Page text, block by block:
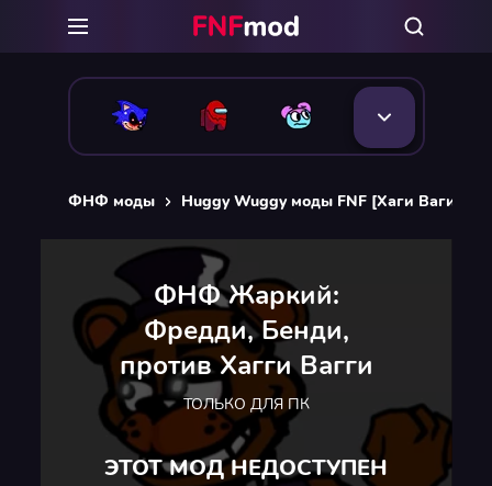
ФНФ моды Huggy Wuggy моды FNF [Хаги Ваги vs
ФНФ Жаркий:
Фредди, Бенди,
против Хагги Вагги
ТОЛЬКО ДЛЯ ПК
ЭТОТ МОД НЕДОСТУПЕН